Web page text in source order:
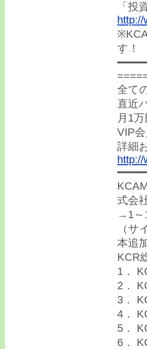
「
http://
す！
全て
直近
月1
VIP
詳細
http://
式会
→1～
（
本追
KCR
1．
2．
3．
4．
5．
6．